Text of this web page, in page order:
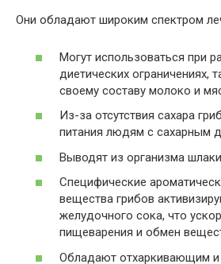
Они обладают широким спектром
Могут использоваться при
диетических ограничениях,
своему составу молоко и
Из-за отсутствия сахара
питания людям с сахарным
Выводят из организма
Специфические
вещества грибов
желудочного сока, что
пищеварения и обмен
Обладают отхаркивающим и